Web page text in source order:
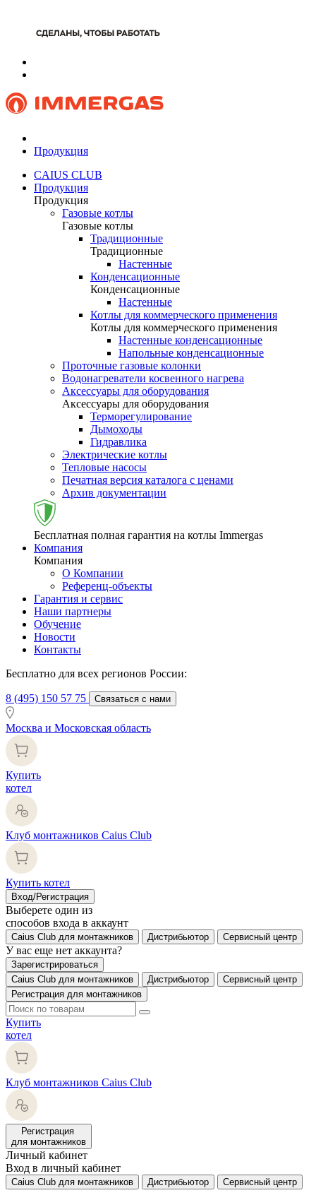
Продукция
CAIUS CLUB
Продукция
Продукция
Газовые котлы
Газовые котлы
Традиционные
Традиционные
Настенные
Конденсационные
Конденсационные
Настенные
Котлы для коммерческого применения
Котлы для коммерческого применения
Настенные конденсационные
Напольные конденсационные
Проточные газовые колонки
Водонагреватели косвенного нагрева
Аксессуары для оборудования
Аксессуары для оборудования
Терморегулирование
Дымоходы
Гидравлика
Электрические котлы
Тепловые насосы
Печатная версия каталога с ценами
Архив документации
Бесплатная полная гарантия на котлы Immergas
Компания
Компания
О Компании
Референц-объекты
Гарантия и сервис
Наши партнеры
Обучение
Новости
Контакты
Бесплатно для всех регионов России:
8 (495) 150 57 75 Связаться с нами
Москва и Московская область
Купить
котел
Клуб монтажников Caius Club
Купить котел
Вход/Регистрация
Выберете один из
способов входа в аккаунт
Caius Club для монтажников Дистрибьютор Сервисный центр
У вас еще нет аккаунта?
Зарегистрироваться
Caius Club для монтажников
Дистрибьютор
Сервисный центр
Регистрация для монтажников
Купить
котел
Клуб монтажников Caius Club
Регистрация
для монтажников
Личный кабинет
Вход в личный кабинет
Caius Club для монтажников Дистрибьютор Сервисный центр